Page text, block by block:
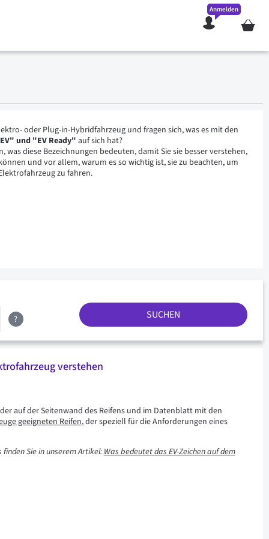
Mein
Anmelden
oder Plug-in-Hybridfahrzeug und fragen sich, was es mit den
und "EV Ready"auf sich hat?
was diese Bezeichnungen bedeuten, damit Sie sie besser verstehen,
und vor allem, warum es so wichtig ist, sie zu beachten, um
zu fahren.
? SUCHEN
verstehen
auf der Seitenwand des Reifens und im Datenblatt mit den
geeigneten Reifen, der speziell für die Anforderungen eines
finden Sie in unserem Artikel:Was bedeutet das EV-Zeichen auf dem